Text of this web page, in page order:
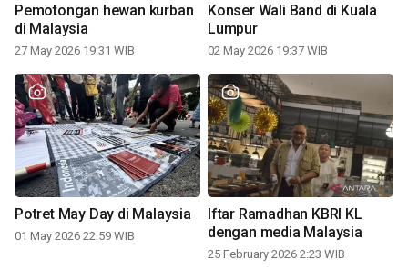
Pemotongan hewan kurban
di Malaysia
27 May 2026 19:31 WIB
Konser Wali Band di Kuala
Lumpur
02 May 2026 19:37 WIB
Potret May Day di Malaysia
01 May 2026 22:59 WIB
Iftar Ramadhan KBRI KL
dengan media Malaysia
25 February 2026 2:23 WIB